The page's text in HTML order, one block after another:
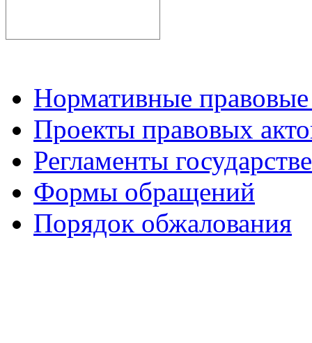
Нормативные
Проекты правовых
Регламенты
Формы обращений
Порядок обжалования